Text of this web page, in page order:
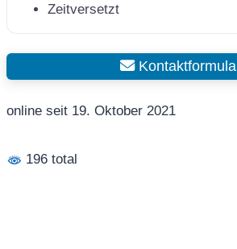
Zeitversetzt
online seit 19. Oktober 2021
196 total